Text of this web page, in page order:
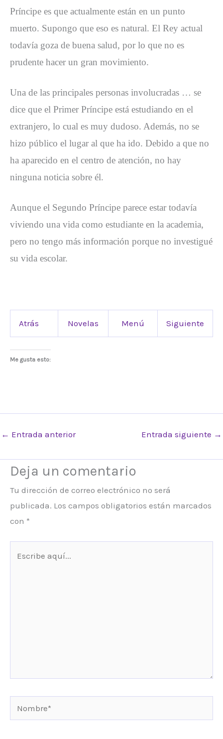
Príncipe es que actualmente están en un punto
muerto. Supongo que eso es natural. El Rey actual
todavía goza de buena salud, por lo que no es
prudente hacer un gran movimiento.
Una de las principales personas involucradas … se
dice que el Primer Príncipe está estudiando en el
extranjero, lo cual es muy dudoso. Además, no se
hizo público el lugar al que ha ido. Debido a que no
ha aparecido en el centro de atención, no hay
ninguna noticia sobre él.
Aunque el Segundo Príncipe parece estar todavía
viviendo una vida como estudiante en la academia,
pero no tengo más información porque no investigué
su vida escolar.
Atrás Novelas Menú Siguiente
Me gusta esto:
← Entrada anterior Entrada siguiente →
Deja un comentario
Tu dirección de correo electrónico no será
publicada. Los campos obligatorios están marcados
con *
Nombre*